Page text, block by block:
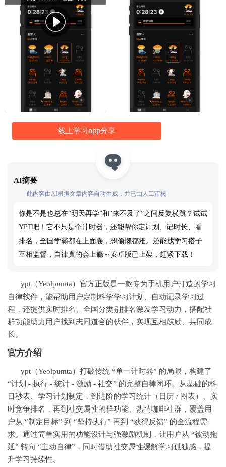
线上学习app分享
AI摘要
此内容由AI根据文章内容自动生成，并已由人工审核
你是不是也总在“明天再学”和“来不及了”之间反复横跳？试试
YPT吧！它不只是个计时器，还能帮你定计划、记时长、看
排名，全国学霸都在上面卷，想偷懒都难。还能找学习搭子
互相监督，自律真的会上瘾～安卓版已上架，赶紧下载！
ypt（Yeolpumta）官方正版是一款专为手机用户打造的学习
自律软件 ，能帮助用户定制科学学习计划、自动记录学习过
程，还提供实时排名、全国分类别排名激发学习动力，搭配社
群功能助力用户找到志同道合的伙伴，实现互相鼓励、共同成
长。
官方介绍
ypt（Yeolpumta）打破传统 “单一计时器” 的局限，构建了
“计划 - 执行 - 统计 - 激励 - 社交” 的完整自律闭环。从基础的科
目秒表、学习计划制定，到进阶的学习统计（日历 / 图表）、实
时竞争排名，再到社交属性的群功能、热情咖啡社群，覆盖用
户从 “制定目标” 到 “坚持执行” 再到 “获得反馈” 的全流程需
求。通过简单实用的功能设计与强激励机制，让用户从 “被动拖
延” 转向 “主动自律”，同时借助社交属性缓解学习孤独感，提
升学习持续性。